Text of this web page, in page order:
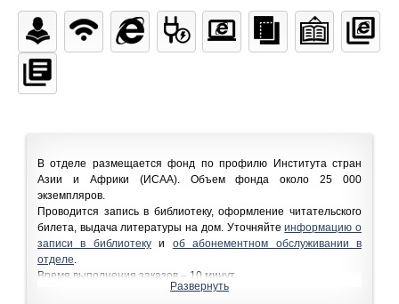
В отделе размещается фонд по профилю Института стран
Азии и Африки (ИСАА). Объем фонда около 25 000
экземпляров.
Проводится запись в библиотеку, оформление читательского
билета, выдача литературы на дом. Уточняйтеинформацию о
записи в библиотекуи об абонементном обслуживании в
отделе.
Время выполнения заказов – 10 минут.
Срок пользования учебной литературой – 1 семестр или
Развернуть